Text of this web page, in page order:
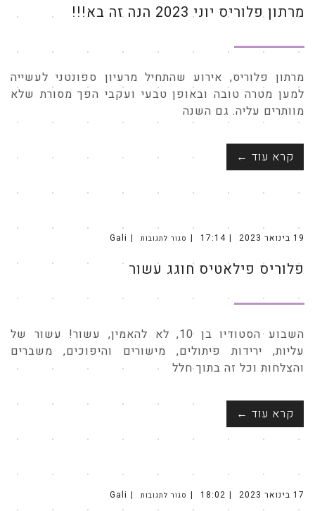
יוני
2023 מרתון פלוריס יוני 2023 הנה זה בא!!!
מרתון פלוריס, אירוע שהתחיל מרעיון ספונטני לעשייה
למען מטרה טובה ובאופן טבעי ועקבי הפך מסורת שלא
מוותרים עליה. גם השנה
קרא עוד ←
19 בינואר 2023 17:14 סגור לתגובות
חוגג
עשור
Gali
פלוריס פילאטיס חוגג עשור
השבוע הסטודיו בן 10, לא להאמין, עשור! עשור של
עליות, ירידות פיתולים, מישורים והיפוכים, משברים
והצלחות וכל זה בתוך חלל
קרא עוד ←
17 בינואר 2023 18:02 סגור לתגובות
KALA
Gali